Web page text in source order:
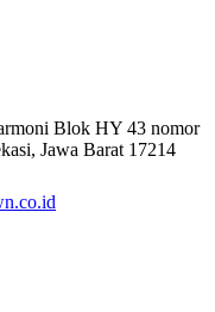
Blok HY 43 nomor
Jawa Barat 17214